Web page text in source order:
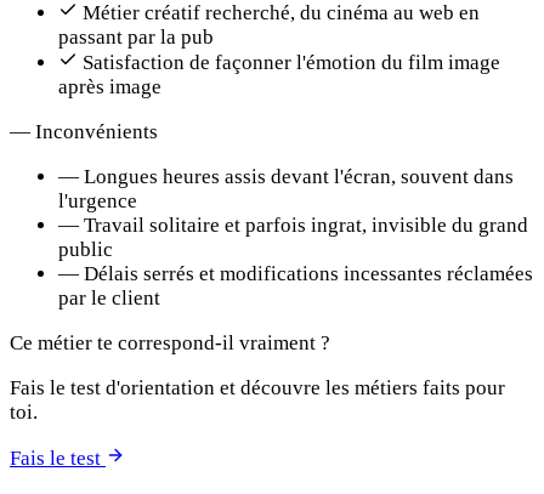
Métier créatif recherché, du cinéma au web en
passant par la pub
Satisfaction de façonner l'émotion du film image
après image
— Inconvénients
— Longues heures assis devant l'écran, souvent dans
l'urgence
— Travail solitaire et parfois ingrat, invisible du grand
public
— Délais serrés et modifications incessantes réclamées
par le client
Ce métier te correspond-il vraiment ?
Fais le test d'orientation et découvre les métiers faits pour
toi.
Fais le test